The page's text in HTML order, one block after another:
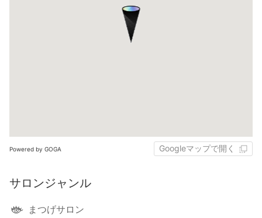
Powered by GOGA Googleマップで開く
サロンジャンル
まつげサロン